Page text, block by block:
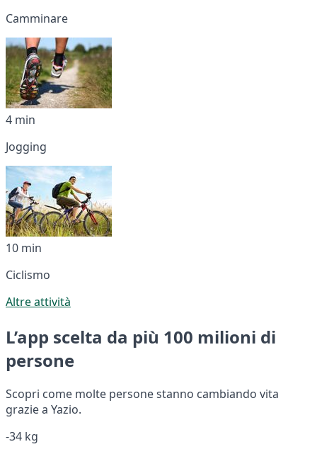
Camminare
4 min
Jogging
10 min
Ciclismo
Altre attività
L’app scelta da più 100 milioni di
persone
Scopri come molte persone stanno cambiando vita
grazie a Yazio.
-34 kg